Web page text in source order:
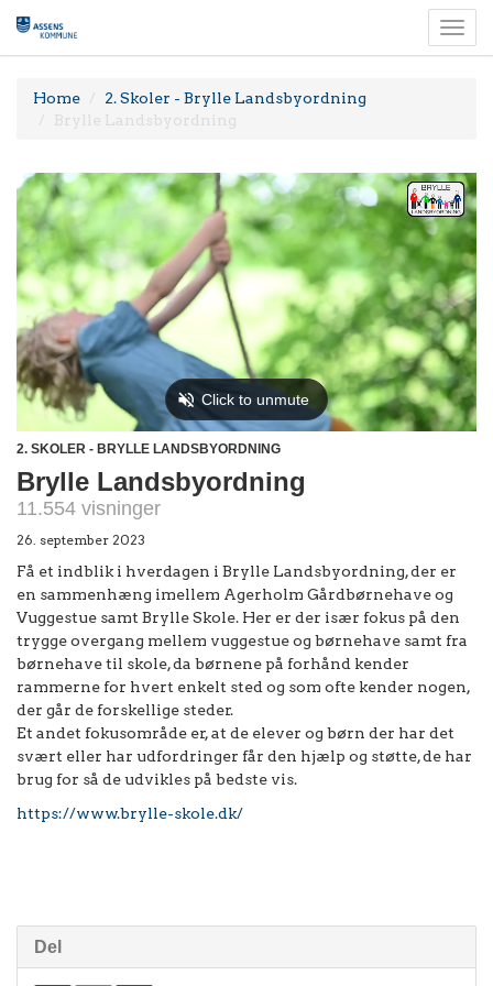
Home
2. Skoler - Brylle Landsbyordning
Brylle Landsbyordning
2. SKOLER - BRYLLE LANDSBYORDNING
Brylle Landsbyordning
11.554 visninger
26. september 2023
Få et indblik i hverdagen i Brylle Landsbyordning, der er
en sammenhæng imellem Agerholm Gårdbørnehave og
Vuggestue samt Brylle Skole. Her er der især fokus på den
trygge overgang mellem vuggestue og børnehave samt fra
børnehave til skole, da børnene på forhånd kender
rammerne for hvert enkelt sted og som ofte kender nogen,
der går de forskellige steder.
Et andet fokusområde er, at de elever og børn der har det
svært eller har udfordringer får den hjælp og støtte, de har
brug for så de udvikles på bedste vis.
https://www.brylle-skole.dk/
Del